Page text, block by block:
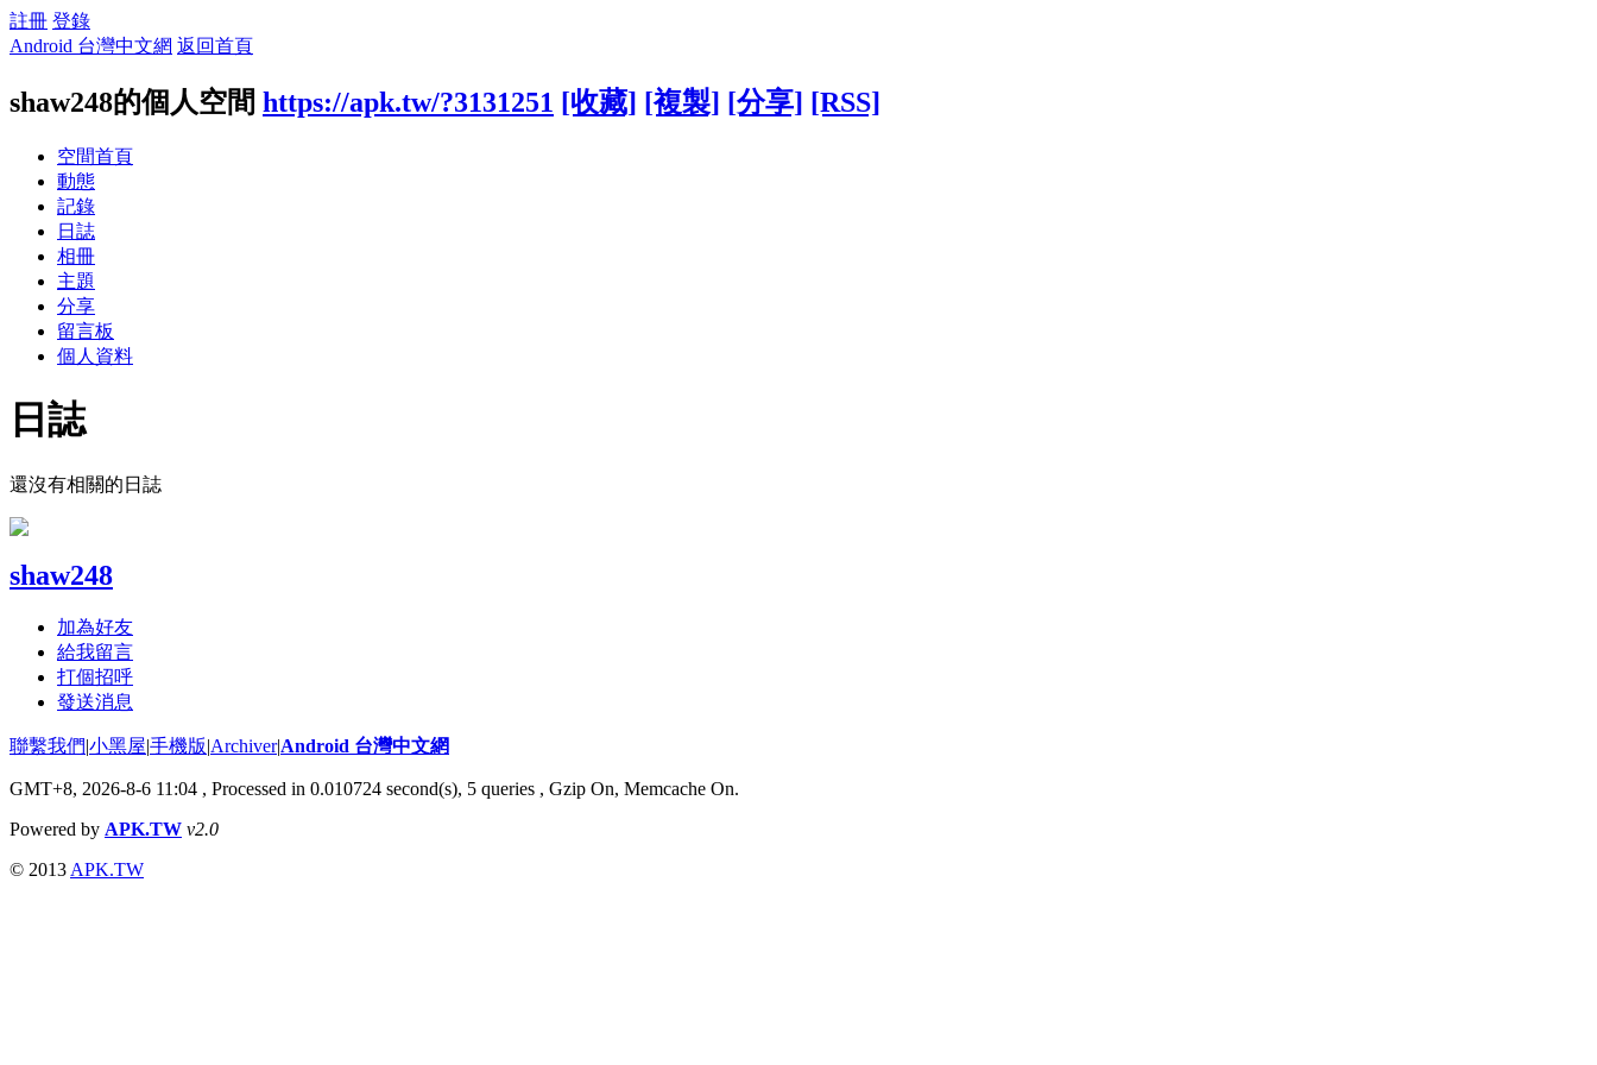
註冊 登錄
Android 台灣中文網 返回首頁
shaw248的個人空間 https://apk.tw/?3131251 [收藏] [複製] [分享] [RSS]
空間首頁
動態
記錄
日誌
相冊
主題
分享
留言板
個人資料
日誌
還沒有相關的日誌
shaw248
加為好友
給我留言
打個招呼
發送消息
聯繫我們|小黑屋|手機版|Archiver|Android 台灣中文網
GMT+8, 2026-8-6 11:04 , Processed in 0.010724 second(s), 5 queries , Gzip On, Memcache On.
Powered by APK.TW v2.0
© 2013 APK.TW